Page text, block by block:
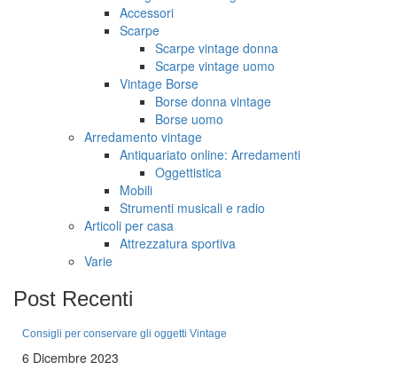
Accessori
Scarpe
Scarpe vintage donna
Scarpe vintage uomo
Vintage Borse
Borse donna vintage
Borse uomo
Arredamento vintage
Antiquariato online: Arredamenti
Oggettistica
Mobili
Strumenti musicali e radio
Articoli per casa
Attrezzatura sportiva
Varie
Post Recenti
Consigli per conservare gli oggetti Vintage
6 Dicembre 2023